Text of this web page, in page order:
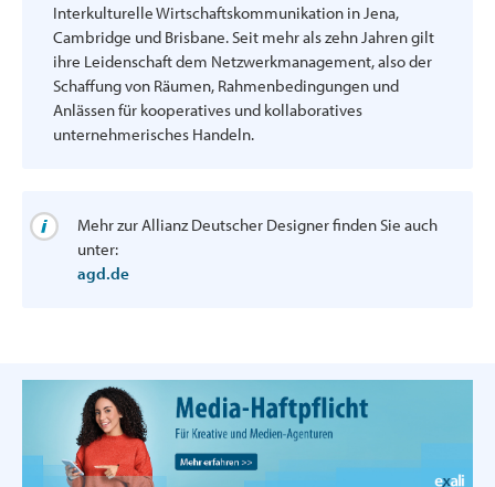
Interkulturelle Wirtschaftskommunikation in Jena,
Cambridge und Brisbane. Seit mehr als zehn Jahren gilt
ihre Leidenschaft dem Netzwerkmanagement, also der
Schaffung von Räumen, Rahmenbedingungen und
Anlässen für kooperatives und kollaboratives
unternehmerisches Handeln.
Mehr zur Allianz Deutscher Designer finden Sie auch
unter:
agd.de